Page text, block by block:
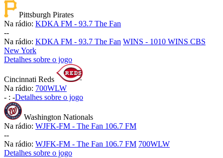
Pittsburgh Pirates
Na rádio: KDKA FM - 93.7 The Fan
--
Na rádio: KDKA FM - 93.7 The Fan WINS - 1010 WINS CBS
New York
Detalhes sobre o jogo
Cincinnati Reds
Na rádio: 700WLW
- : -Detalhes sobre o jogo
Washington Nationals
Na rádio: WJFK-FM - The Fan 106.7 FM
--
Na rádio: WJFK-FM - The Fan 106.7 FM 700WLW
Detalhes sobre o jogo